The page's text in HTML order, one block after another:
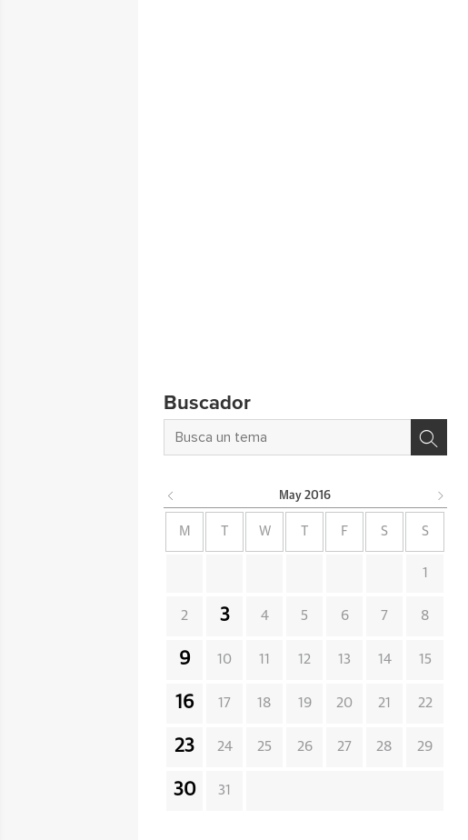
Buscador
May 2016
M W F S S
1
2 3 4 5 6 7 8
9 10 11 12 13 14 15
16 17 18 19 20 21 22
23 24 25 26 27 28 29
30 31